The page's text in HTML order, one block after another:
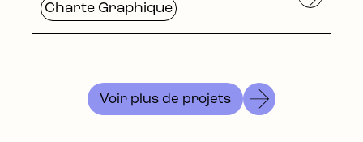
Charte Graphique
Voir plus de projets